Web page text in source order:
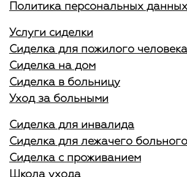
Политика персональных данных
Услуги сиделки
Сиделка для пожилого человека
Сиделка на дом
Сиделка в больницу
Уход за больными
Сиделка для инвалида
Сиделка для лежачего больного
Сиделка с проживанием
Школа ухода